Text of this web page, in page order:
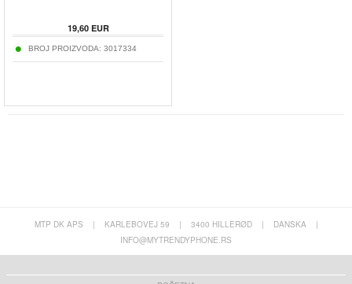
19,60EUR
BROJ PROIZVODA: 3017334
MTP DK APS | KARLEBOVEJ 59 | 3400 HILLERØD | DANSKA
|
INFO@MYTRENDYPHONE.RS